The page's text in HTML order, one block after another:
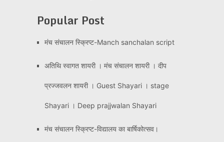
Popular Post
मंच संचालन स्क्रिप्ट-Manch sanchalan script
अतिथि स्वागत शायरी । मंच संचालन शायरी । दीप
प्रज्जवलन शायरी । Guest Shayari । stage
Shayari । Deep prajjwalan Shayari
मंच संचालन स्क्रिप्ट-विद्यालय का बार्षिकोत्सव।